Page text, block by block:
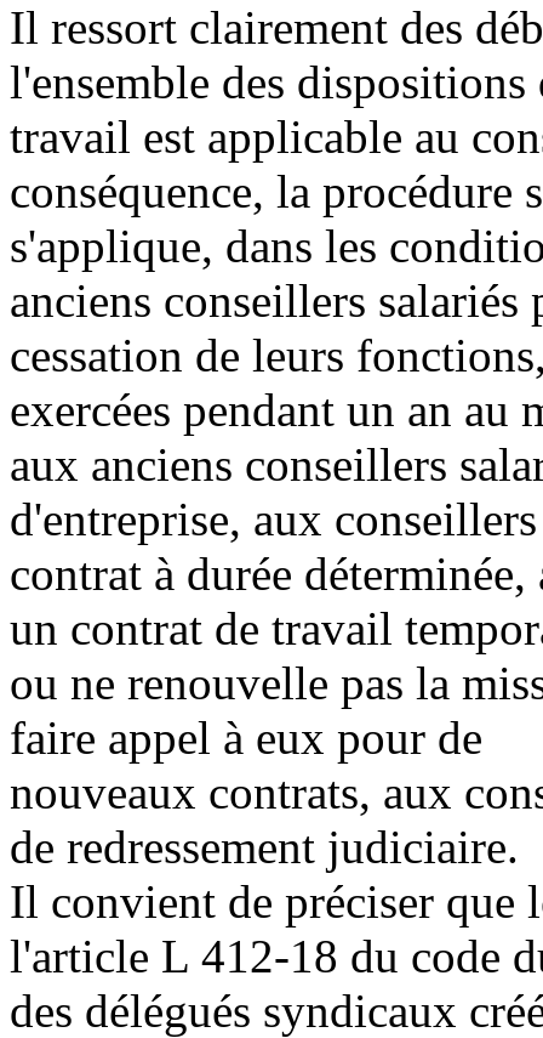
Il ressort clairement des
l'ensemble des
travail est applicable au
conséquence, la procédure
s'applique, dans les
anciens conseillers
cessation de leurs
exercées pendant un an au
aux anciens conseillers
d'entreprise, aux
contrat à durée
un contrat de travail
ou ne renouvelle pas la
faire appel à eux pour de
nouveaux contrats, aux
de redressement judiciaire.
Il convient de préciser que
l'article L 412-18 du code
des délégués syndicaux